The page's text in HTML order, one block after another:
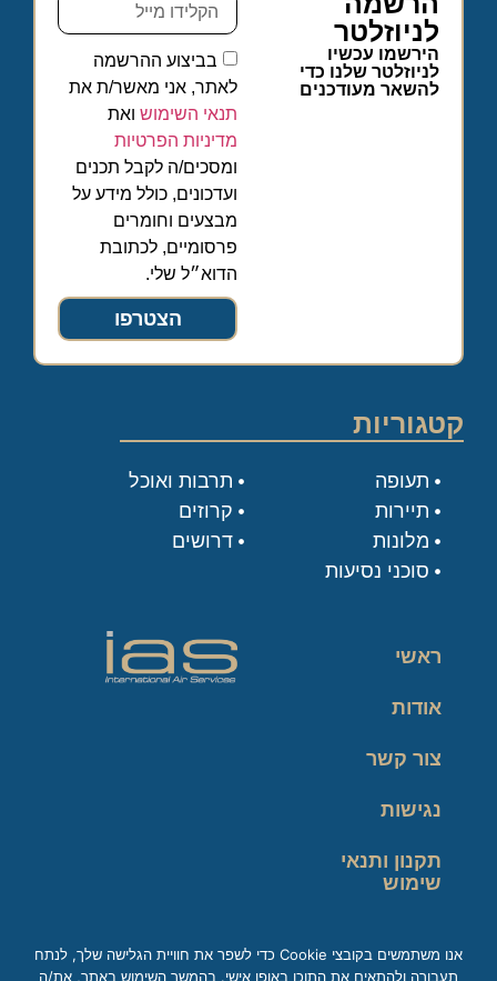
לניוזלטר
הירשמו עכשיו
לניוזלטר שלנו כדי
להשאר מעודכנים
בביצוע ההרשמה
לאתר, אני מאשר/ת את
תנאי השימוש ואת
מדיניות הפרטיות
ומסכים/ה לקבל תכנים
ועדכונים, כולל מידע על
מבצעים וחומרים
פרסומיים, לכתובת
הדוא״ל שלי.
הצטרפו
קטגוריות
תעופה
תיירות
מלונות
סוכני נסיעות
תרבות ואוכל
קרוזים
דרושים
ראשי
אודות
צור קשר
נגישות
תקנון ותנאי
שימוש
אנו משתמשים בקובצי Cookie כדי לשפר את חוויית הגלישה שלך, לנתח
תעבורה ולהתאים את התוכן באופן אישי. בהמשך השימוש באתר, את/ה